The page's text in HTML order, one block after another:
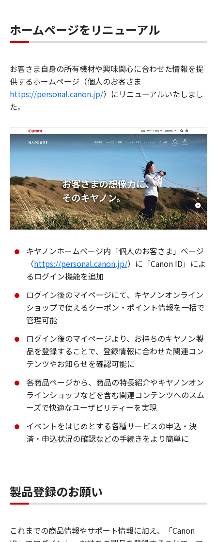
ホームページをリニューアル
お客さま自身の所有機材や興味関心に合わせた情報を提
供するホームページ（個人のお客さま
https://personal.canon.jp/）にリニューアルいたしまし
た。
キヤノンホームページ内「個人のお客さま」ページ
（https://personal.canon.jp/）に「Canon ID」によ
るログイン機能を追加
ログイン後のマイページにて、キヤノンオンライン
ショップで使えるクーポン・ポイント情報を一括で
管理可能
ログイン後のマイページより、お持ちのキヤノン製
品を登録することで、登録情報に合わせた関連コン
テンツやお知らせを確認可能に
各商品ページから、商品の特長紹介やキヤノンオン
ラインショップなどを含む関連コンテンツへのスム
ーズで快適なユーザビリティーを実現
イベントをはじめとする各種サービスの申込・決
済・申込状況の確認などの手続きをより簡単に
製品登録のお願い
これまでの商品情報やサポート情報に加え、「Canon